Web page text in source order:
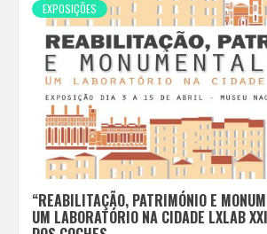
EXPOSIÇÕES
“REABILITAÇÃO, PATRIMÓNIO E
UM LABORATÓRIO NA CIDADE LXLAB